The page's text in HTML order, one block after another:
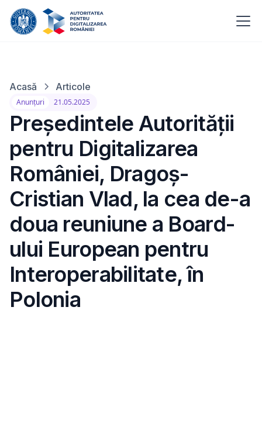
Acasă Articole
Anunțuri 21.05.2025
Președintele Autorității
pentru Digitalizarea
României, Dragoș-
Cristian Vlad, la cea de-a
doua reuniune a Board-
ului European pentru
Interoperabilitate, în
Polonia